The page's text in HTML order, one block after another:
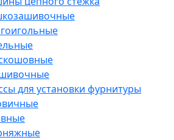
для установки фурнитуры